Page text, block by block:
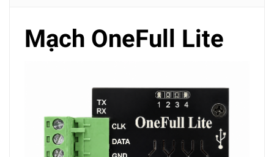
Mạch OneFull Lite